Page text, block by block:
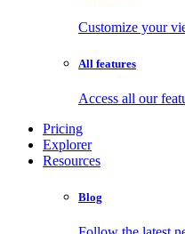
Customize your
All features
Access all our
Pricing
Explorer
Resources
Blog